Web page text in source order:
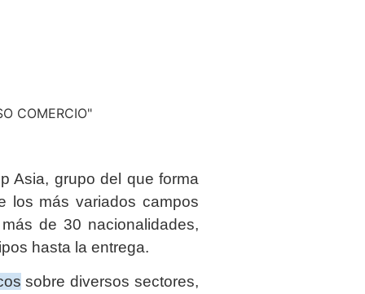
COMERCIO"
Asia, grupo del que forma
los más variados campos
de 30 nacionalidades,
hasta la entrega.
sobre diversos sectores,